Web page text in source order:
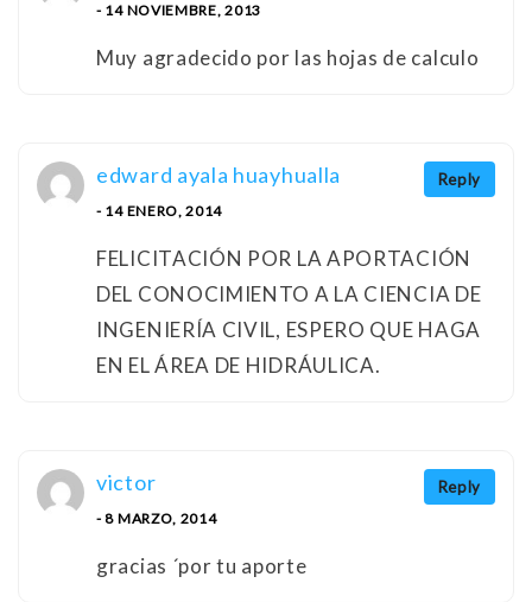
- 14 NOVIEMBRE, 2013
Muy agradecido por las hojas de calculo
Reply
edward ayala huayhualla
- 14 ENERO, 2014
FELICITACIÓN POR LA APORTACIÓN
DEL CONOCIMIENTO A LA CIENCIA DE
INGENIERÍA CIVIL, ESPERO QUE HAGA
EN EL ÁREA DE HIDRÁULICA.
Reply
victor
- 8 MARZO, 2014
gracias ´por tu aporte